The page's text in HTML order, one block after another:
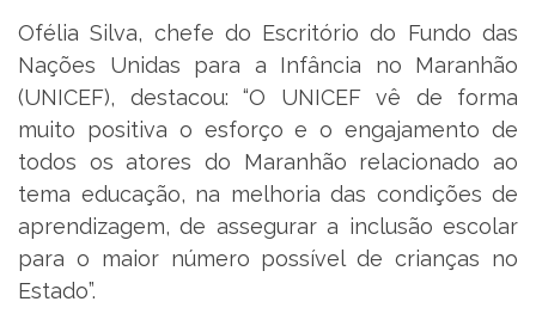
Ofélia Silva, chefe do Escritório do Fundo das
Nações Unidas para a Infância no Maranhão
(UNICEF), destacou: “O UNICEF vê de forma
muito positiva o esforço e o engajamento de
todos os atores do Maranhão relacionado ao
tema educação, na melhoria das condições de
aprendizagem, de assegurar a inclusão escolar
para o maior número possível de crianças no
Estado”.